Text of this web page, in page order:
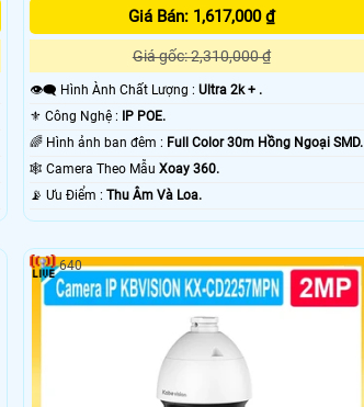
Giá Bán: 1,617,000 ₫
Giá gốc: 2,310,000 ₫
👁️‍🗨 Hình Ành Chất Lượng :Ultra 2k + .
⚜️ Công Nghệ :
IP POE.
🌈 Hình ảnh ban đêm : Full Color 30m Hồng Ngoại SMD.
🕸️ Camera Theo MẫuXoay 360.
️📡 Ưu Điểm :Thu Âm Và Loa.
640